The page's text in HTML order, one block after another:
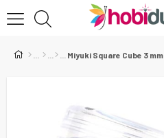
Miyuki Square Cube 3